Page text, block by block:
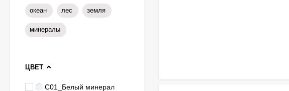
океан лес земля
минералы
ЦВЕТ
C01_Белый минерал